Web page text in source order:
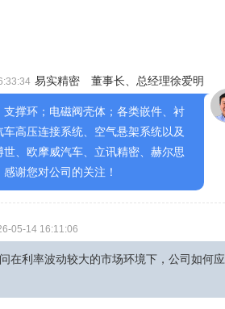
易实精密 董事长、总经理徐爱明
撑环；电磁阀壳体；各类嵌件、衬
高压连接系统、空气悬架系统以及
、欧摩威汽车、立讯精密、赫尔思
谢您对公司的关注！
05-14 16:11:06
在利率波动较大的市场环境下，公司如何应